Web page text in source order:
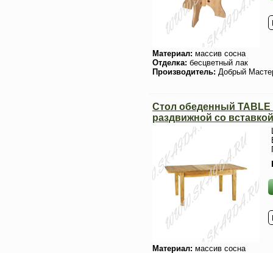
Материал: массив сосна
Отделка: бесцветный лак
Производитель: Добрый
Стол обеденный TABLE
раздвижной со вставкой
Материал: массив сосна